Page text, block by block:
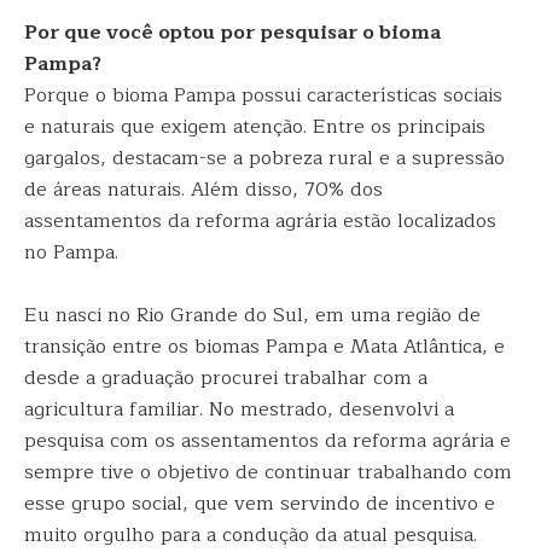
Por que você optou por pesquisar o bioma
Pampa?
Porque o bioma Pampa possui características sociais
e naturais que exigem atenção. Entre os principais
gargalos, destacam-se a pobreza rural e a supressão
de áreas naturais. Além disso, 70% dos
assentamentos da reforma agrária estão localizados
no Pampa.
Eu nasci no Rio Grande do Sul, em uma região de
transição entre os biomas Pampa e Mata Atlântica, e
desde a graduação procurei trabalhar com a
agricultura familiar. No mestrado, desenvolvi a
pesquisa com os assentamentos da reforma agrária e
sempre tive o objetivo de continuar trabalhando com
esse grupo social, que vem servindo de incentivo e
muito orgulho para a condução da atual pesquisa.